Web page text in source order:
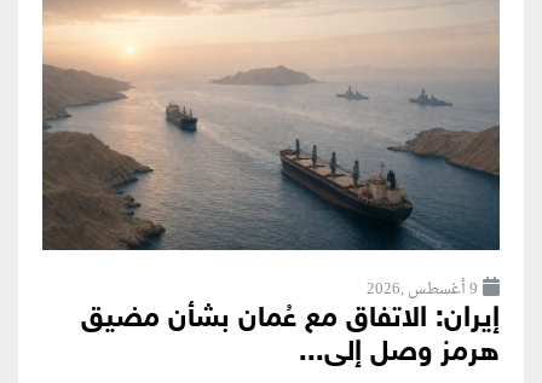
9 أغسطس ,2026
إيران: الاتفاق مع عُمان بشأن مضيق
هرمز وصل إلى...